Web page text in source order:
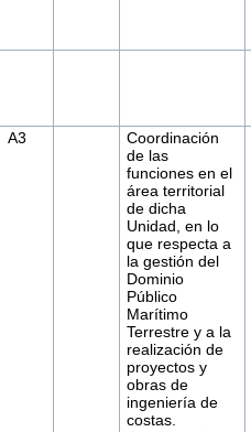
A3
Coordinación
de las
funciones en el
área territorial
de dicha
Unidad, en lo
que respecta a
la gestión del
Dominio
Público
Marítimo
Terrestre y a la
realización de
proyectos y
obras de
ingeniería de
costas.